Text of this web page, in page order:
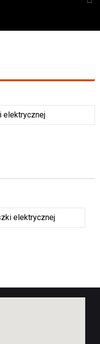
elektrycznej
elektrycznej